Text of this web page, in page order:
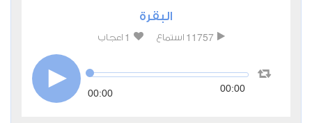
البقرة
11757 استماع 1 اعجاب
00:00 00:00